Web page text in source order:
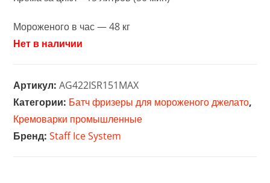
Мороженого в час — 48 кг
Нет в наличии
Артикул:AG422ISR151MAX
Категории: Батч фризеры для мороженого джелато,
Кремоварки промышленные
Бренд: Staff Ice System